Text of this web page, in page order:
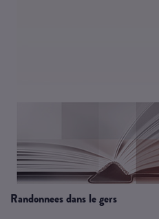
randonnees dans le gers